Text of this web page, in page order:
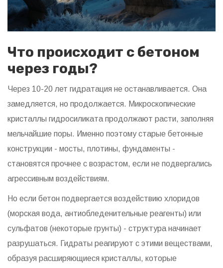
Что происходит с бетоном
через годы?
Через 10-20 лет гидратация не останавливается. Она
замедляется, но продолжается. Микроскопические
кристаллы гидросиликата продолжают расти, заполняя
мельчайшие поры. Именно поэтому старые бетонные
конструкции - мосты, плотины, фундаменты -
становятся прочнее с возрастом, если не подвергались
агрессивным воздействиям.
Но если бетон подвергается воздействию хлоридов
(морская вода, антиобледенительные реагенты) или
сульфатов (некоторые грунты) - структура начинает
разрушаться. Гидраты реагируют с этими веществами,
образуя расширяющиеся кристаллы, которые